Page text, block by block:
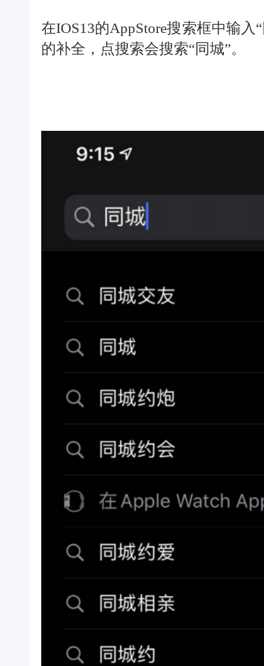
在IOS13的AppStore搜索框中输
的补全，点搜索会搜索“同城”。